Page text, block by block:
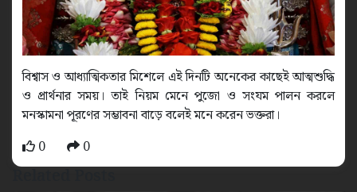
বিশ্বাস ও আধ্যাত্মিকতার মিশেলে এই দিনটি অনেকের কাছেই আত্মশুদ্ধি
ও প্রার্থনার সময়। তাই নিয়ম মেনে পুজো ও সংযম পালন করলে
মনস্কামনা পূরণের সম্ভাবনা বাড়ে বলেই মনে করেন ভক্তরা।
0
0